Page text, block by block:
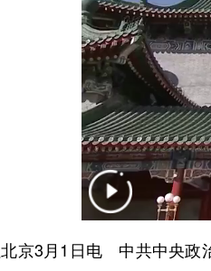
3月1日电 中共中央政治